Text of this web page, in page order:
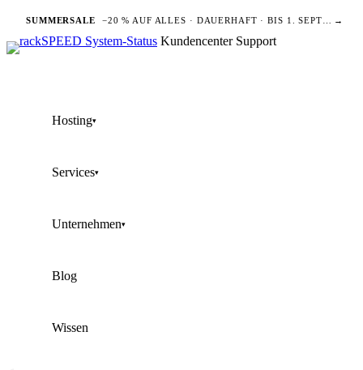
SUMMERSALE →
Kundencenter Support
Hosting▾
Services▾
Unternehmen▾
Blog
Wissen